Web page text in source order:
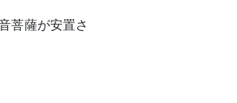
菩薩が安置さ